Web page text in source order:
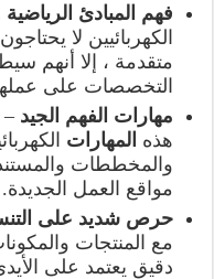
فهم المبادئ الرياضية
الكهربائيين لا
متقدمة ، إلا أنهم
التخصصات على
مهارات الفهم الجيد
هذه المهارات
والمخططات
مواقع العمل الجديدة.
حرص شديد على
مع المنتجات
دقيق يعتمد على